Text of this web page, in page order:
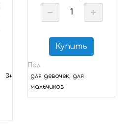
3+
Купить
Пол
для девочек, для
мальчиков